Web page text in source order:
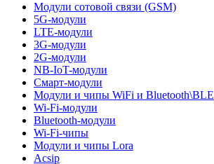
Модули сотовой связи (GSM)
5G-модули
LTE-модули
3G-модули
2G-модули
NB-IoT-модули
Смарт-модули
Модули и чипы WiFi и Bluetooth\BLE
Wi-Fi-модули
Bluetooth-модули
Wi-Fi-чипы
Модули и чипы Lora
Acsip